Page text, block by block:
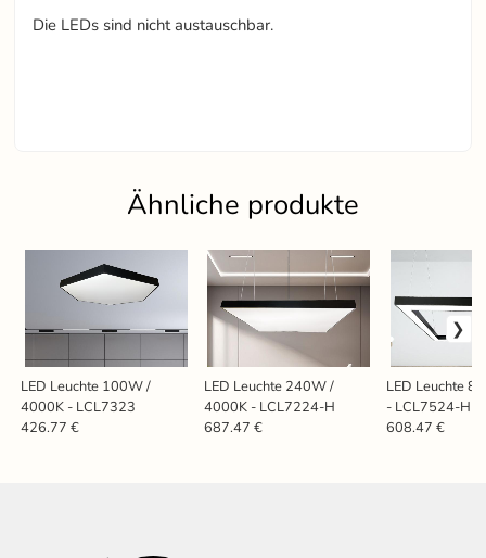
Die LEDs sind nicht austauschbar.
Ähnliche produkte
LED Leuchte 100W /
4000K - LCL7323
426.77 €
LED Leuchte 240W /
4000K - LCL7224-H
687.47 €
LED Leuchte
- LCL7524-H
608.47 €